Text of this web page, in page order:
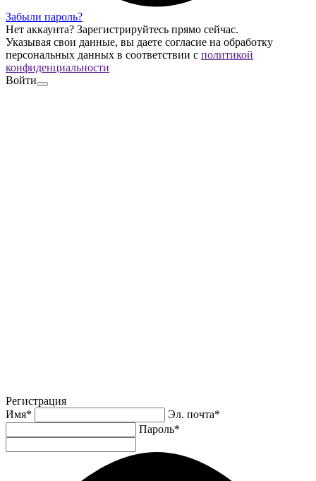
Забыли пароль?
Нет аккаунта? Зарегистрируйтесь прямо сейчас.
Указывая свои данные, вы даете согласие на обработку
персональных данных в соответствии с политикой
конфиденциальности
Войти
Регистрация
Имя* Эл. почта*
Пароль*